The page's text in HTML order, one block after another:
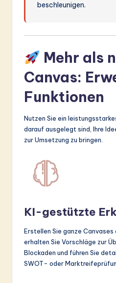
beschleunigen.
Mehr als
Canvas:
Funktionen
Nutzen Sie ein
darauf ausgelegt sind, Ihre
zur Umsetzung zu bringen.
KI-gestützte
Erstellen Sie ganze Canvases
erhalten Sie Vorschläge zur
Blockaden und führen Sie
SWOT- oder